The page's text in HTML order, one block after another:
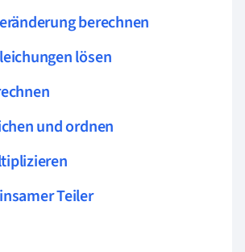
berechnen
lösen
und ordnen
Teiler